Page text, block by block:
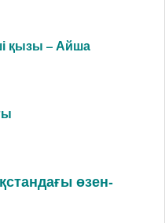
қызы – Айша
өзен-